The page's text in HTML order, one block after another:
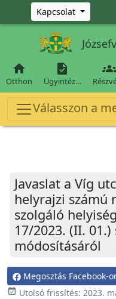
Ugrás a fő tartalomra
Kapcsolat

Otthon

Ügyintéz…

Válasszon a
Javaslat a Víg
helyrajzi számú
szolgáló
17/2023. (II.
módosításáról
Megosztás Facebook-
event_available Utolsó frissítés: 2023.